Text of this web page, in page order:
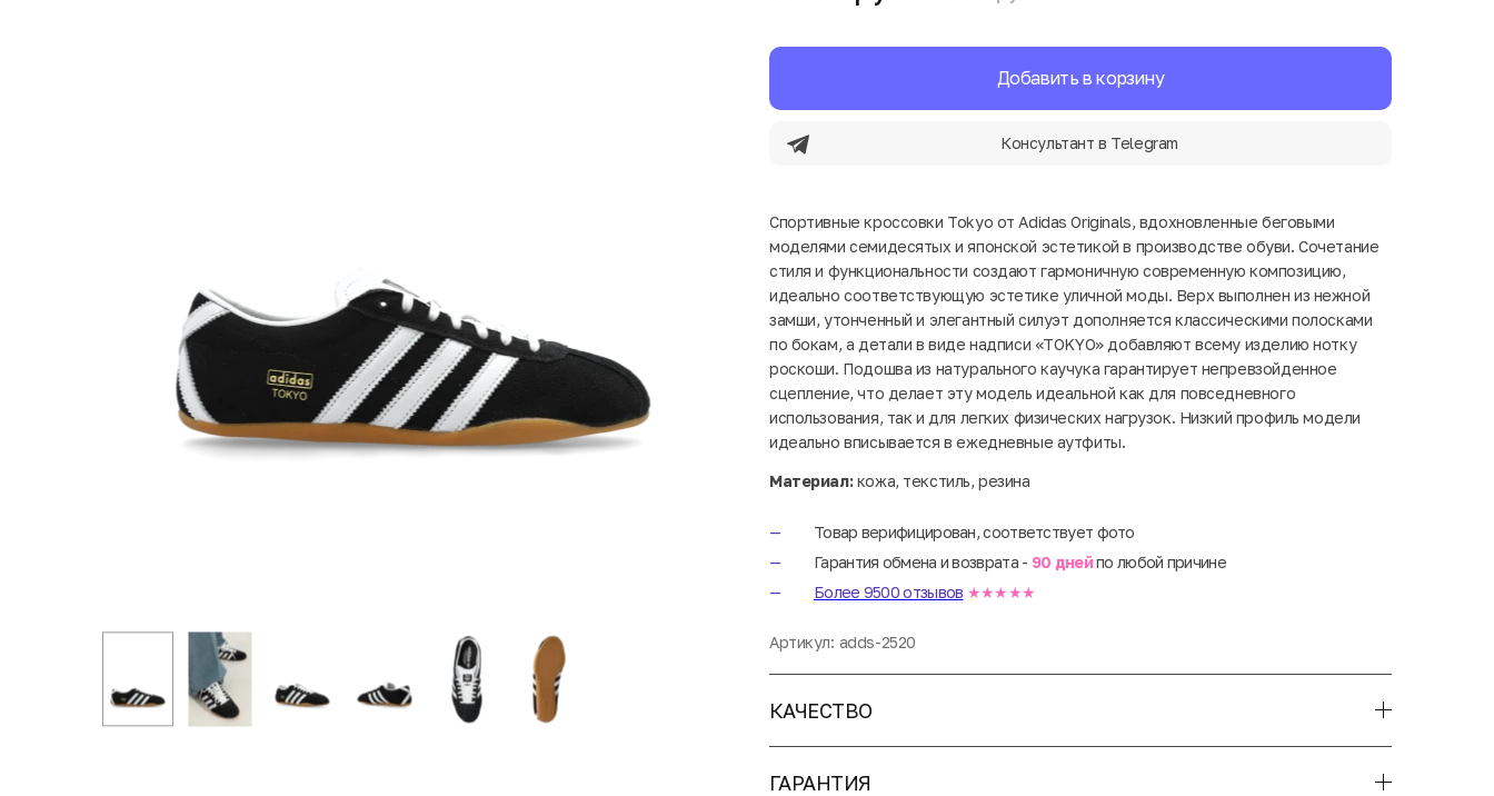
Добавить в корзину
Консультант в Telegram
Спортивные кроссовки Tokyo от Adidas Originals, вдохновленные беговыми
моделями семидесятых и японской эстетикой в производстве обуви. Сочетание
стиля и функциональности создают гармоничную современную композицию,
идеально соответствующую эстетике уличной моды. Верх выполнен из нежной
замши, утонченный и элегантный силуэт дополняется классическими полосками
по бокам, а детали в виде надписи «TOKYO» добавляют всему изделию нотку
роскоши. Подошва из натурального каучука гарантирует непревзойденное
сцепление, что делает эту модель идеальной как для повседневного
использования, так и для легких физических нагрузок. Низкий профиль модели
идеально вписывается в ежедневные аутфиты.
Материал:кожа, текстиль, резина
Товар верифицирован, соответствует фото
Гарантия обмена и возврата - 90 днейпо любой причине
Более 9500 отзывов ★★★★★
Артикул: adds-2520
КАЧЕСТВО
ГАРАНТИЯ